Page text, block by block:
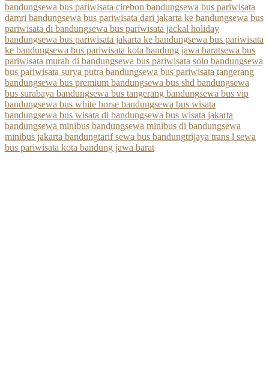
bandungsewa bus pariwisata cirebon bandungsewa bus pariwisata
damri bandungsewa bus pariwisata dari jakarta ke bandungsewa bus
pariwisata di bandungsewa bus pariwisata jackal holiday
bandungsewa bus pariwisata jakarta ke bandungsewa bus pariwisata
ke bandungsewa bus pariwisata kota bandung jawa baratsewa bus
pariwisata murah di bandungsewa bus pariwisata solo bandungsewa
bus pariwisata surya putra bandungsewa bus pariwisata tangerang
bandungsewa bus premium bandungsewa bus shd bandungsewa
bus surabaya bandungsewa bus tangerang bandungsewa bus vip
bandungsewa bus white horse bandungsewa bus wisata
bandungsewa bus wisata di bandungsewa bus wisata jakarta
bandungsewa minibus bandungsewa minibus di bandungsewa
minibus jakarta bandungtarif sewa bus bandungtrijaya trans l sewa
bus pariwisata kota bandung jawa barat